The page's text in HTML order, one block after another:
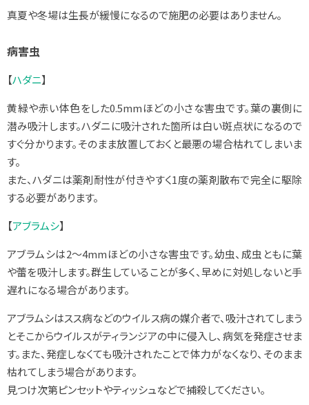
真夏や冬場は生長が緩慢になるので施肥の必要はありません。
病害虫
【ハダニ】
黄緑や赤い体色をした0.5mmほどの小さな害虫です。葉の裏側に
潜み吸汁します。ハダニに吸汁された箇所は白い斑点状になるので
すぐ分かります。そのまま放置しておくと最悪の場合枯れてしまいま
す。
また、ハダニは薬剤耐性が付きやすく1度の薬剤散布で完全に駆除
する必要があります。
【アブラムシ】
アブラムシは2～4mmほどの小さな害虫です。幼虫、成虫ともに葉
や蕾を吸汁します。群生していることが多く、早めに対処しないと手
遅れになる場合があります。
アブラムシはスス病などのウイルス病の媒介者で、吸汁されてしまう
とそこからウイルスがティランジアの中に侵入し、病気を発症させま
す。また、発症しなくても吸汁されたことで体力がなくなり、そのまま
枯れてしまう場合があります。
見つけ次第ピンセットやティッシュなどで捕殺してください。